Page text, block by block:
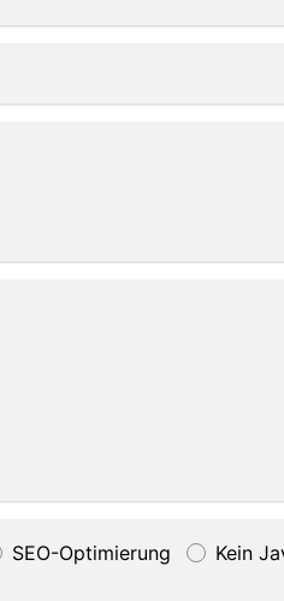
SEO-Optimierung
Kein